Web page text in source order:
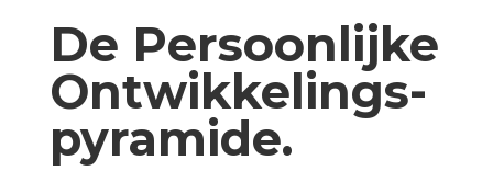
De Persoonlijke
Ontwikkelings-
pyramide.